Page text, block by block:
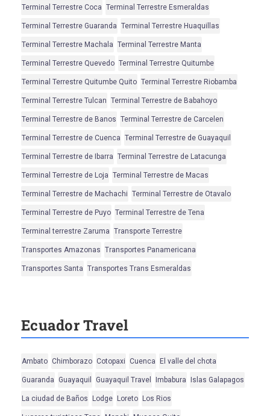
Terminal Terrestre Coca Terminal Terrestre Esmeraldas
Terminal Terrestre Guaranda Terminal Terrestre Huaquillas
Terminal Terrestre Machala Terminal Terrestre Manta
Terminal Terrestre Quevedo Terminal Terrestre Quitumbe
Terminal Terrestre Quitumbe Quito Terminal Terrestre Riobamba
Terminal Terrestre Tulcan Terminal Terrestre de Babahoyo
Terminal Terrestre de Banos Terminal Terrestre de Carcelen
Terminal Terrestre de Cuenca Terminal Terrestre de Guayaquil
Terminal Terrestre de Ibarra Terminal Terrestre de Latacunga
Terminal Terrestre de Loja Terminal Terrestre de Macas
Terminal Terrestre de Machachi Terminal Terrestre de Otavalo
Terminal Terrestre de Puyo Terminal Terrestre de Tena
Terminal terrestre Zaruma Transporte Terrestre
Transportes Amazonas Transportes Panamericana
Transportes Santa Transportes Trans Esmeraldas
Ecuador Travel
Ambato Chimborazo Cotopaxi Cuenca El valle del chota
Guaranda Guayaquil Guayaquil Travel Imbabura Islas Galapagos
La ciudad de Baños Lodge Loreto Los Rios